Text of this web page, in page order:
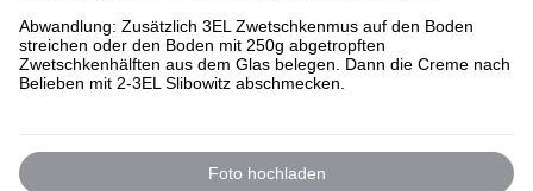
Abwandlung: Zusätzlich 3EL Zwetschkenmus auf den Boden
streichen oder den Boden mit 250g abgetropften
Zwetschkenhälften aus dem Glas belegen. Dann die Creme nach
Belieben mit 2-3EL Slibowitz abschmecken.
Foto hochladen